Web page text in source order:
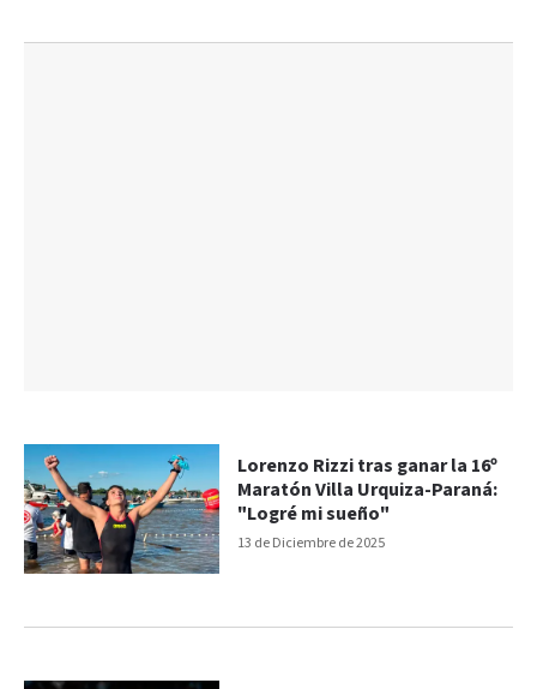
13 de Diciembre de 2025
Lorenzo Rizzi tras ganar la 16º
Maratón Villa Urquiza-Paraná:
"Logré mi sueño"